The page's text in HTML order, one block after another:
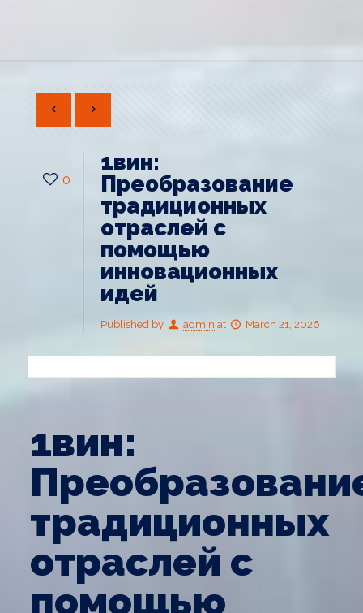
0
1вин:
Преобразование
традиционных
отраслей с
помощью
инновационных
идей
Published by admin at March 21, 2026
1вин:
традиционных
отраслей с
помощью